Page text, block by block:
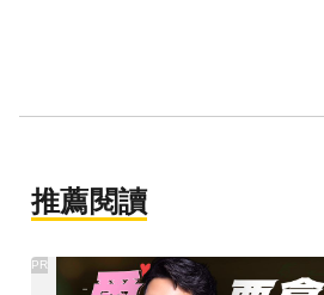
推薦閱讀
PR